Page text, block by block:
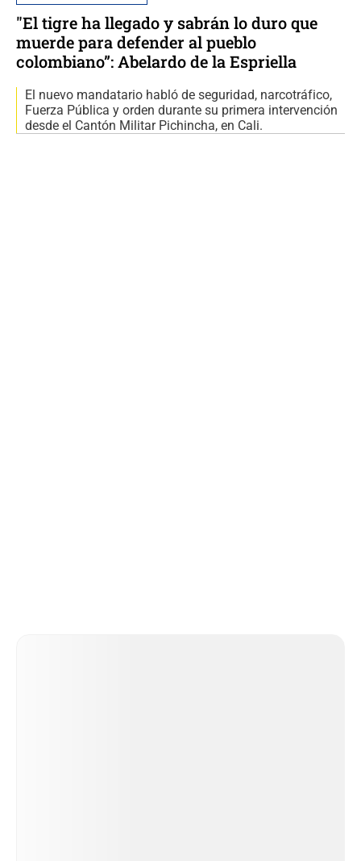
"El tigre ha llegado y sabrán lo duro que
muerde para defender al pueblo
colombiano”: Abelardo de la Espriella
El nuevo mandatario habló de seguridad, narcotráfico,
Fuerza Pública y orden durante su primera intervención
desde el Cantón Militar Pichincha, en Cali.